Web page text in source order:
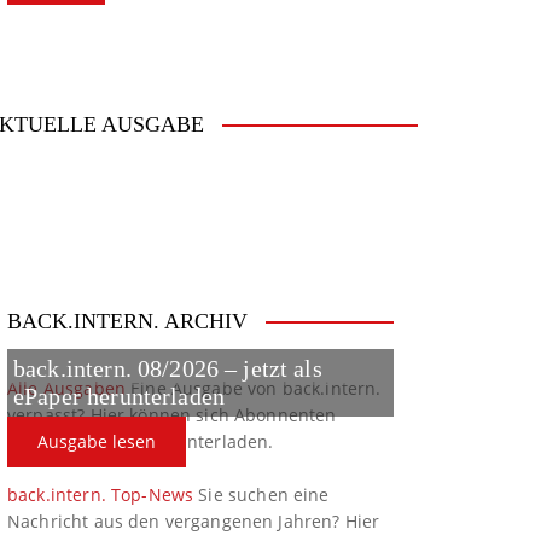
AUSGABE
back.intern. 08/2026 – jetzt als
ePaper herunterladen
Ausgabe lesen
BACK.INTERN. ARCHIV
Alle AusgabenEine Ausgabe von back.intern.
verpasst? Hier können sich Abonnenten
ältere Ausgaben herunterladen.
back.intern. Top-News Sie suchen eine
Nachricht aus den vergangenen Jahren? Hier